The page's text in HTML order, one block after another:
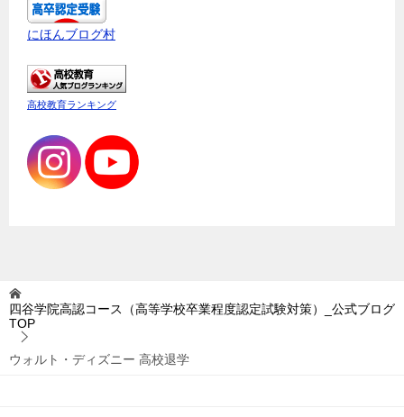
にほんブログ村
高校教育ランキング
四谷学院高認コース（高等学校卒業程度認定試験対策）_公式ブログ
TOP
ウォルト・ディズニー 高校退学